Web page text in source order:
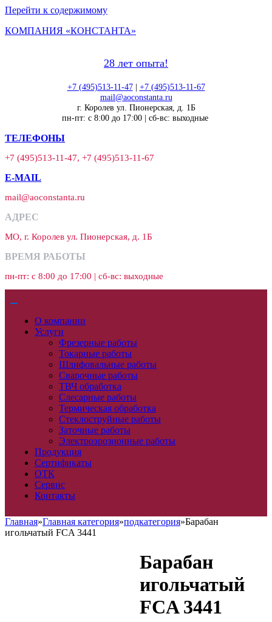
Перейти к содержимому
КОМПАНИЯ «КОНСТАНТА»
28 лет опыта!
+7 (495)513-11-47| +7 (495)513-11-67
mail@aoconstanta.ru
г. Королев ул. Пионерская, д. 1Б
пн-пт: с 8:00 до 17:00 | сб-вс: выходные
ТЕЛЕФОНЫ
+7 (495)513-11-47, +7 (495)513-11-67
E-MAIL
mail@aoconstanta.ru
АДРЕС
МО, г. Королев ул. Пионерская, д. 1Б
ВРЕМЯ РАБОТЫ
пн-пт: с 8:00 до 17:00 | сб-вс: выходные
О компании
Услуги
Фрезерные работы
Токарные работы
Шлифовальные работы
Сварочные работы
ТВЧ обработка
Слесарные работы
Термическая обработка
Стеклоструйные работы
Заточные работы
Электроэрозионные работы
Продукция
Сертификаты
ОТК
Сервис
Контакты
Главная»Главная категория»подкатегория»Барабан
игольчатый FCA 3441
Барабан
игольчатый
FCA 3441